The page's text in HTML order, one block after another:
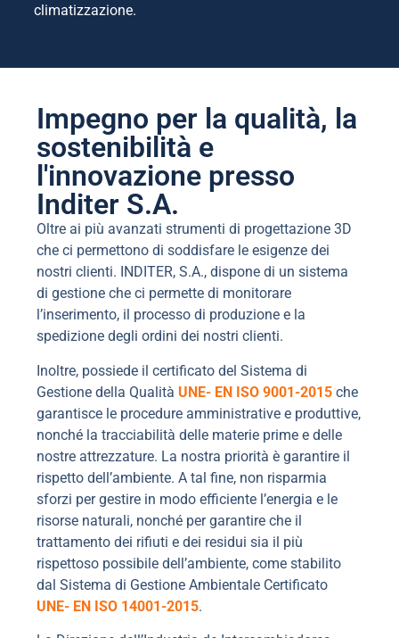
climatizzazione.
Impegno per la qualità, la
sostenibilità e
l'innovazione presso
Inditer S.A.
Oltre ai più avanzati strumenti di progettazione 3D
che ci permettono di soddisfare le esigenze dei
nostri clienti. INDITER, S.A., dispone di un sistema
di gestione che ci permette di monitorare
l’inserimento, il processo di produzione e la
spedizione degli ordini dei nostri clienti.
Inoltre, possiede il certificato del Sistema di
Gestione della Qualità UNE- EN ISO 9001-2015 che
garantisce le procedure amministrative e produttive,
nonché la tracciabilità delle materie prime e delle
nostre attrezzature. La nostra priorità è garantire il
rispetto dell’ambiente. A tal fine, non risparmia
sforzi per gestire in modo efficiente l’energia e le
risorse naturali, nonché per garantire che il
trattamento dei rifiuti e dei residui sia il più
rispettoso possibile dell’ambiente, come stabilito
dal Sistema di Gestione Ambientale Certificato
UNE- EN ISO 14001-2015.